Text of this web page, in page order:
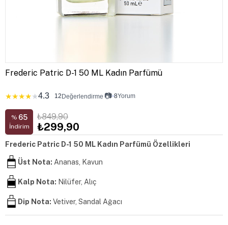
Frederic Patric D-1 50 ML Kadın Parfümü
★★★★★4.3 12 Değerlendirme 📷•8Yorum
% 65
İndirim
₺849,90
₺299,90
Frederic Patric D-1 50 ML Kadın Parfümü Özellikleri
Üst Nota: Ananas, Kavun
Kalp Nota: Nilüfer, Alıç
Dip Nota: Vetiver, Sandal Ağacı